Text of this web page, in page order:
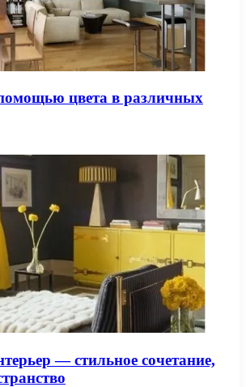
цвета в различных
— стильное сочетание,